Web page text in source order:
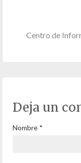
Centro de
Deja un
Nombre *